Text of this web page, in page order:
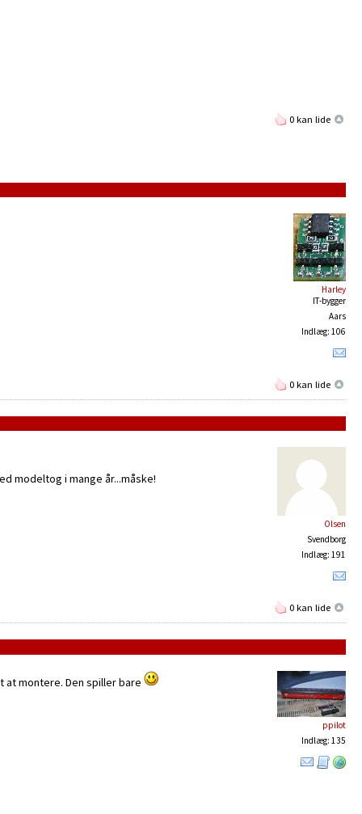
0 kan lide
Harley
IT-bygger
Aars
Indlæg: 106
0 kan lide
Olsen
Svendborg
Indlæg: 191
modeltog i mange år...måske!
0 kan lide
ppilot
Indlæg: 135
at montere. Den spiller bare